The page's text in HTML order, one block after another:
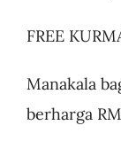
FREE
Manakala
berharga